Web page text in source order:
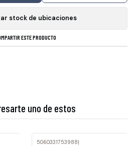
stock de ubicaciones
ESTE PRODUCTO
uno de estos
5060331753988|